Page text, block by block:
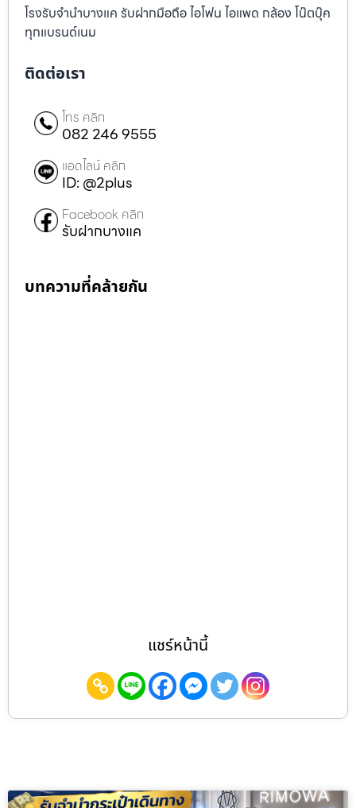
โรงรับจำนำบางแค รับฝากมือถือ ไอโฟน ไอแพด กล้อง โน๊ตบุ๊ค
ทุกแบรนด์เนม
ติดต่อเรา
โทร คลิก
082 246 9555
แอดไลน์ คลิก
ID: @2plus
Facebook คลิก
รับฝากบางแค
บทความที่คล้ายกัน
แชร์หน้านี้